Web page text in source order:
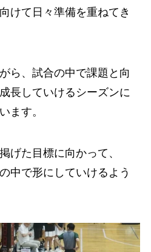
けて日々準備を重ねてき
ら、試合の中で課題と向
長していけるシーズンに
ます。
げた目標に向かって、
中で形にしていけるよう